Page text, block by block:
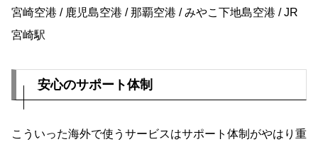
宮崎空港 / 鹿児島空港 / 那覇空港 / みやこ下地島空港 / JR
宮崎駅
安心のサポート体制
こういった海外で使うサービスはサポート体制がやはり重